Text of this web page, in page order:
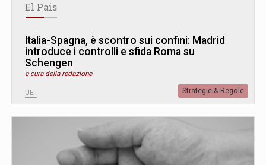
El Pais
Italia-Spagna, è scontro sui confini: Madrid
introduce i controlli e sfida Roma su
Schengen
a cura della redazione
UE Strategie & Regole